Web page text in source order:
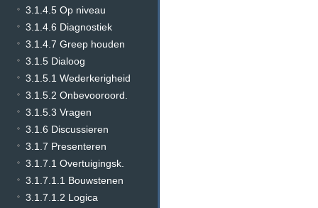
3.1.4.5 Op niveau
3.1.4.6 Diagnostiek
3.1.4.7 Greep houden
3.1.5 Dialoog
3.1.5.1 Wederkerigheid
3.1.5.2 Onbevooroord.
3.1.5.3 Vragen
3.1.6 Discussieren
3.1.7 Presenteren
3.1.7.1 Overtuigingsk.
3.1.7.1.1 Bouwstenen
3.1.7.1.2 Logica